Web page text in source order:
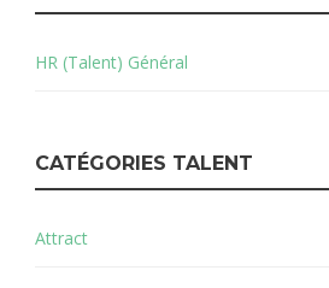
HR (Talent) Général
CATÉGORIES TALENT
Attract